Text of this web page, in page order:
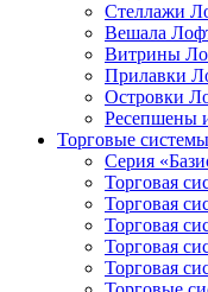
Стеллажи
Вешала
Витрины
Прилавки
Островки
Ресепшены
Торговые системы
Серия
Торговая
Торговая
Торговая
Торговая
Торговая